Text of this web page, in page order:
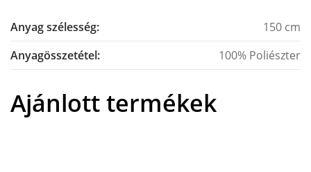
Anyag szélesség:
150 cm
Anyagösszetétel:
100% Poliészter
Ajánlott termékek